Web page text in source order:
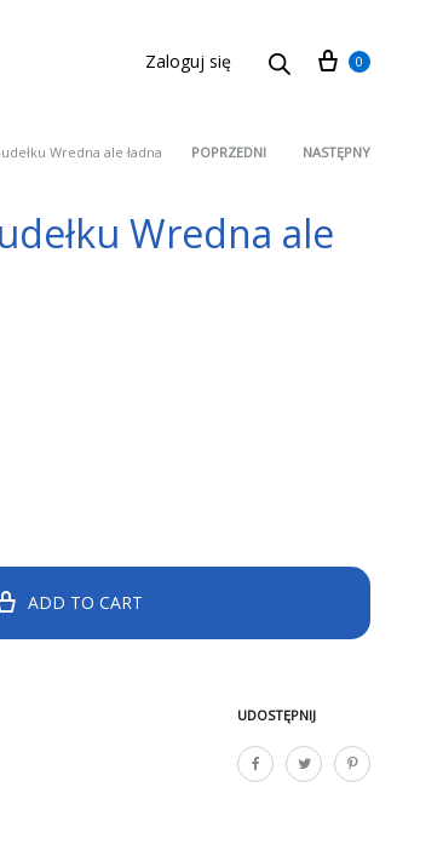
Zaloguj się Cart
0
Wredna ale ładna
Product
navigation
POPRZEDNI NASTĘPNY
Wredna ale
ADD TO CART
UDOSTĘPNIJ